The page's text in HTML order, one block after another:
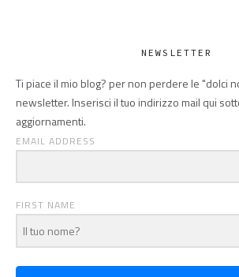
NEWSLETTER
Ti piace il mio blog? per non perdere le "dolci
newsletter. Inserisci il tuo indirizzo mail qui
aggiornamenti.
EMAIL ADDRESS
FIRST NAME